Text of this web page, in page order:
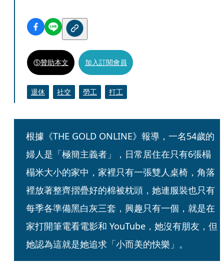
贊助本文 加入訂閱會員
退休 社交 勞工 打工
根據《THE GOLD ONLINE》報導，一名54歲的
婦人是「極簡主義者」，日常居住在只有6張榻
榻米大小的家中，家裡只有一張雙人桌椅，角落
裡放著整齊摺疊好的棉被枕頭，她連服裝也只有
每季各準備黑白灰三套，興趣只有一個，就是在
家打開筆電看電影和 YouTube，她沒有朋友，但
她認為這就是她追求「小而美的快樂」。